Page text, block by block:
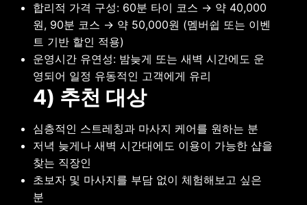
합리적 가격 구성: 60분 타이 코스 → 약 40,000
원, 90분 코스 → 약 50,000원 (멤버쉽 또는 이벤
트 기반 할인 적용)
운영시간 유연성: 밤늦게 또는 새벽 시간에도 운
영되어 일정 유동적인 고객에게 유리
4) 추천 대상
심층적인 스트레칭과 마사지 케어를 원하는 분
저녁 늦게나 새벽 시간대에도 이용이 가능한 샵을
찾는 직장인
초보자 및 마사지를 부담 없이 체험해보고 싶은
분